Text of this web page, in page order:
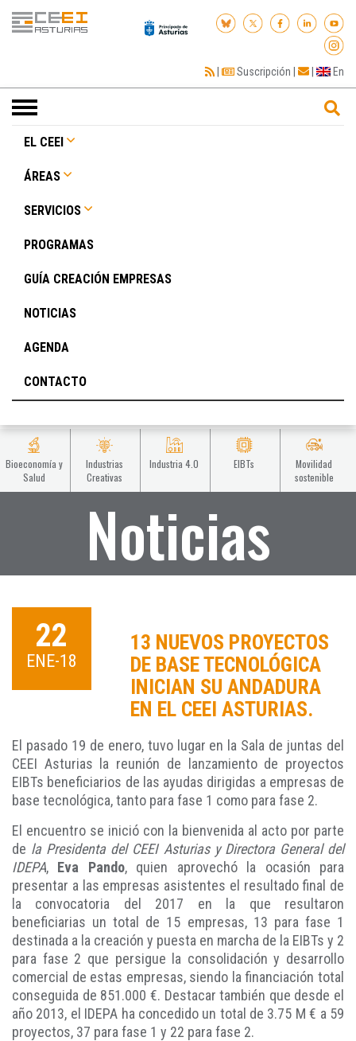
| Suscripción | | En
Toggle
navigation
EL CEEI
ÁREAS
SERVICIOS
PROGRAMAS
GUÍA CREACIÓN EMPRESAS
NOTICIAS
AGENDA
CONTACTO
Bioeconomía y
Salud
Industrias
Creativas
Industria 4.0 EIBTs
Movilidad
sostenible
Noticias
22
ENE-18
13 NUEVOS PROYECTOS
DE BASE TECNOLÓGICA
INICIAN SU ANDADURA
EN EL CEEI ASTURIAS.
El pasado 19 de enero, tuvo lugar en la Sala de juntas del
CEEI Asturias la reunión de lanzamiento de proyectos
EIBTs beneficiarios de las ayudas dirigidas a empresas de
base tecnológica, tanto para fase 1 como para fase 2.
El encuentro se inició con la bienvenida al acto por parte
de la Presidenta del CEEI Asturias y Directora General del
IDEPA, Eva Pando, quien aprovechó la ocasión para
presentar a las empresas asistentes el resultado final de
la convocatoria del 2017 en la que resultaron
beneficiarias un total de 15 empresas, 13 para fase 1
destinada a la creación y puesta en marcha de la EIBTs y 2
para fase 2 que persigue la consolidación y desarrollo
comercial de estas empresas, siendo la financiación total
conseguida de 851.000 €. Destacar también que desde el
año 2013, el IDEPA ha concedido un total de 3.75 M € a 59
proyectos, 37 para fase 1 y 22 para fase 2.